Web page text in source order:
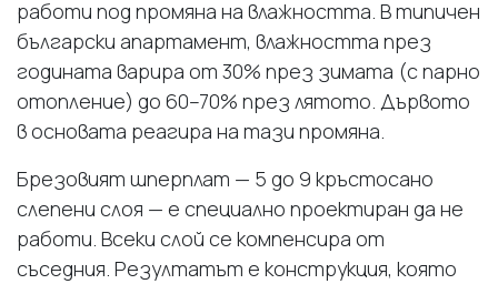
работи под промяна на влажността. В типичен
български апартамент, влажността през
годината варира от 30% през зимата (с парно
отопление) до 60–70% през лятото. Дървото
в основата реагира на тази промяна.
Брезовият шперплат — 5 до 9 кръстосано
слепени слоя — е специално проектиран да не
работи. Всеки слой се компенсира от
съседния. Резултатът е конструкция, която